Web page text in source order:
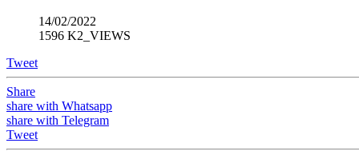
14/02/2022
1596 K2_VIEWS
Tweet
Share
share with Whatsapp
share with Telegram
Tweet